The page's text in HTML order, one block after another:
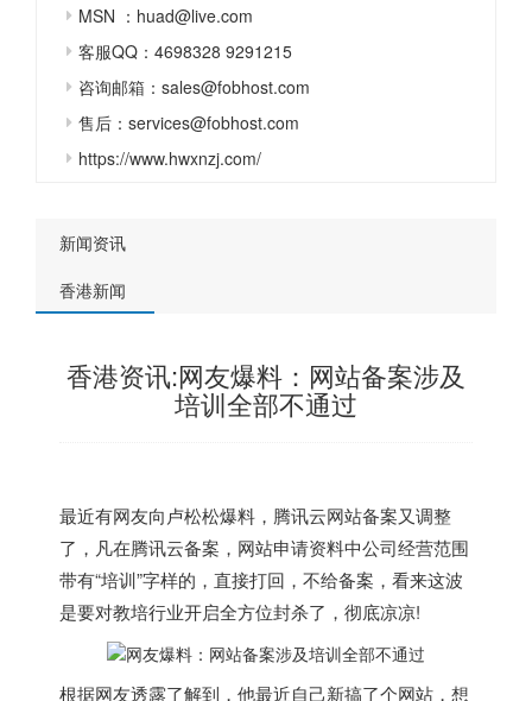
MSN ：huad@live.com
客服QQ：4698328 9291215
咨询邮箱：sales@fobhost.com
售后：services@fobhost.com
https://www.hwxnzj.com/
新闻资讯
香港新闻
香港资讯:网友爆料：网站备案涉及
培训全部不通过
最近有网友向卢松松爆料，腾讯云网站备案又调整
了，凡在腾讯云备案，网站申请资料中公司经营范围
带有“培训”字样的，直接打回，不给备案，看来这波
是要对教培行业开启全方位封杀了，彻底凉凉!
根据网友透露了解到，他最近自己新搞了个网站，想